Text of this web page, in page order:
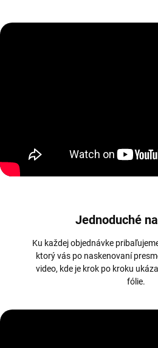
Jednoduché
Ku každej objednávke
ktorý vás po naskenovaní
video, kde je krok po kroku
fólie.